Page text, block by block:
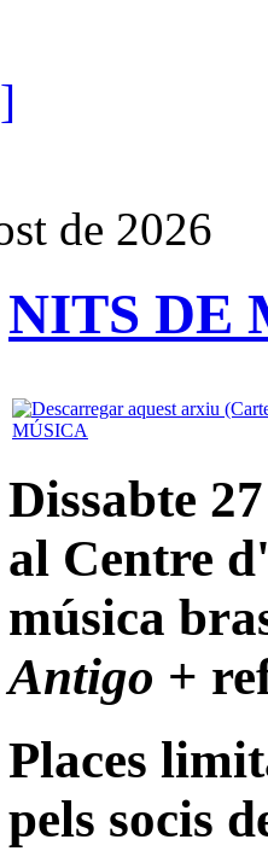
de 2026
NITS DE
MÚSICA
Dissabte
al Centre
música
Antigo +
Places
pels socis